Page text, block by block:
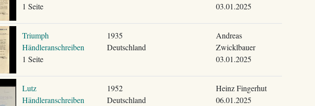
1 Seite
03.01.2025
Triumph
Händleranschreiben
1 Seite
1935
Deutschland
Andreas
Zwicklbauer
03.01.2025
Lutz
Händleranschreiben
1952
Deutschland
Heinz Fingerhut
06.01.2025